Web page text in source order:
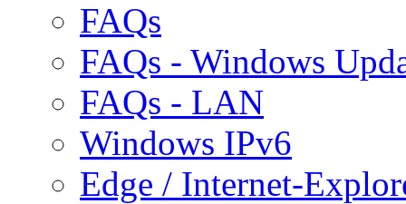
FAQs
FAQs - Windows
FAQs - LAN
Windows IPv6
Edge / Internet-